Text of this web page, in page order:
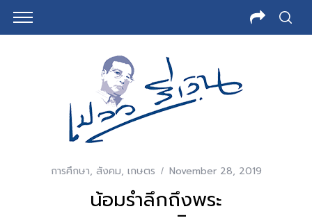
การศึกษา, สังคม, เกษตร November 28, 2019
น้อมรำลึกถึงพระ